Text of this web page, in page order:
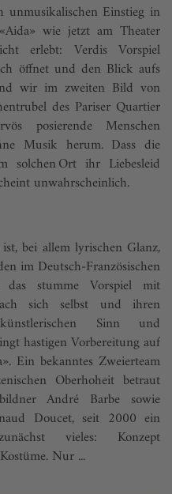
unmusikalischen Einstieg in
wie jetzt am Theater
erlebt: Verdis Vorspiel
öffnet und den Blick aufs
wir im zweiten Bild von
des Pariser Quartier
posierende Menschen
Musik herum. Dass die
solchen Ort ihr Liebesleid
unwahrscheinlich.
bei allem lyrischen Glanz,
im Deutsch-Französischen
stumme Vorspiel mit
sich selbst und ihren
Sinn und
hastigen Vorbereitung auf
Ein bekanntes Zweierteam
Oberhoheit betraut
André Barbe sowie
Doucet, seit 2000 ein
vieles: Konzept
Nur ...